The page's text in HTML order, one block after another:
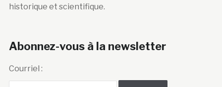
historique et scientifique.
Abonnez-vous à la newsletter
Courriel :